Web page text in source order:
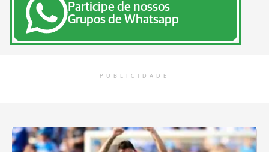
Participe de nossos
Grupos de Whatsapp
PUBLICIDADE